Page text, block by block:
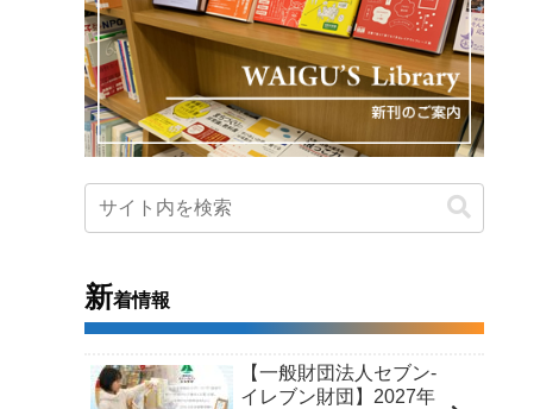
新着情報
【一般財団法人セブン-
イレブン財団】2027年